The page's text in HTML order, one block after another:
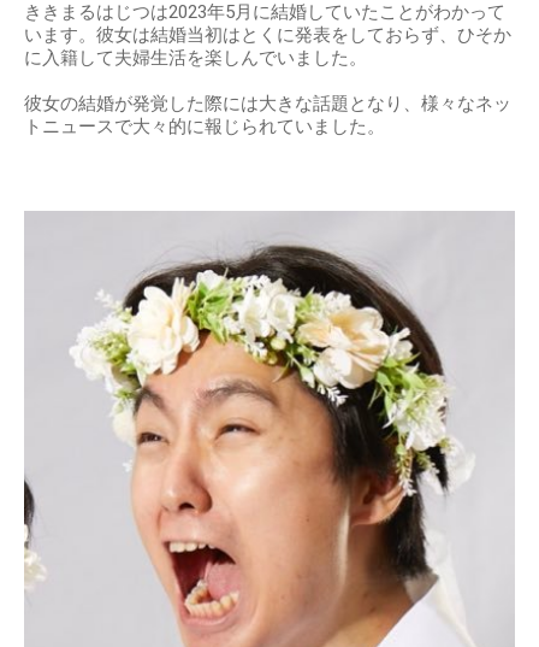
ききまるはじつは2023年5月に結婚していたことがわかって
います。彼女は結婚当初はとくに発表をしておらず、ひそか
に入籍して夫婦生活を楽しんでいました。
彼女の結婚が発覚した際には大きな話題となり、様々なネッ
トニュースで大々的に報じられていました。